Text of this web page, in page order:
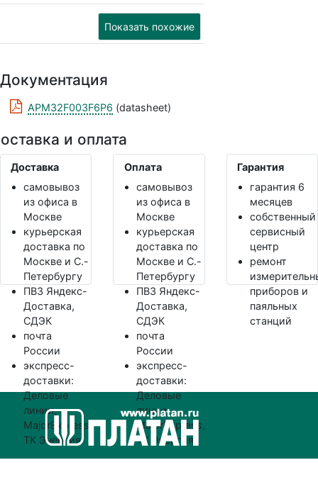
Показать похожие
Документация
APM32F003F6P6 (datasheet)
и оплата
Доставка
самовывоз
из офиса в
Москве
курьерская
доставка по
Москве и С.-
Петербургу
ПВЗ Яндекс-
Доставка,
СДЭК
почта
России
экспресс-
доставки:
Деловые
линии,
MajorExpress,
ТК Энергия
Оплата
самовывоз
из офиса в
Москве
курьерская
доставка по
Москве и С.-
Петербургу
ПВЗ Яндекс-
Доставка,
СДЭК
почта
России
экспресс-
доставки:
Деловые
линии,
MajorExpress,
ТК Энергия
Гарантия
гарантия 6
месяцев
собственный
сервисный
центр
ремонт
приборов и
паяльных
станций